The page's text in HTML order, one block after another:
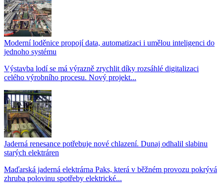
Moderní loděnice propojí data, automatizaci i umělou inteligenci do
jednoho systému
Výstavba lodí se má výrazně zrychlit díky rozsáhlé digitalizaci
celého výrobního procesu. Nový projekt...
Jaderná renesance potřebuje nové chlazení. Dunaj odhalil slabinu
starých elektráren
Maďarská jaderná elektrárna Paks, která v běžném provozu pokrývá
zhruba polovinu spotřeby elektrické...